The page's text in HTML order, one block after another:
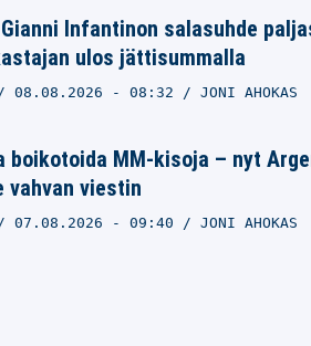
Infantinon salasuhde
ulos jättisummalla
08.08.2026 - 08:32 JONI AHOKAS
boikotoida MM-kisoja – nyt
vahvan viestin
07.08.2026 - 09:40 JONI AHOKAS